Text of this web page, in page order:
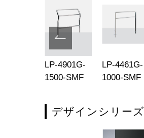
LP-4901G-
1500-SMF
LP-4461G-
1000-SMF
デザインシリーズ